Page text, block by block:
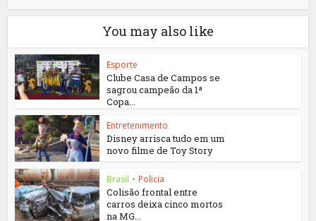
You may also like
Esporte
Clube Casa de Campos se
sagrou campeão da 1ª
Copa...
Entretenimento
Disney arrisca tudo em um
novo filme de Toy Story
Brasil • Policia
Colisão frontal entre
carros deixa cinco mortos
na MG...